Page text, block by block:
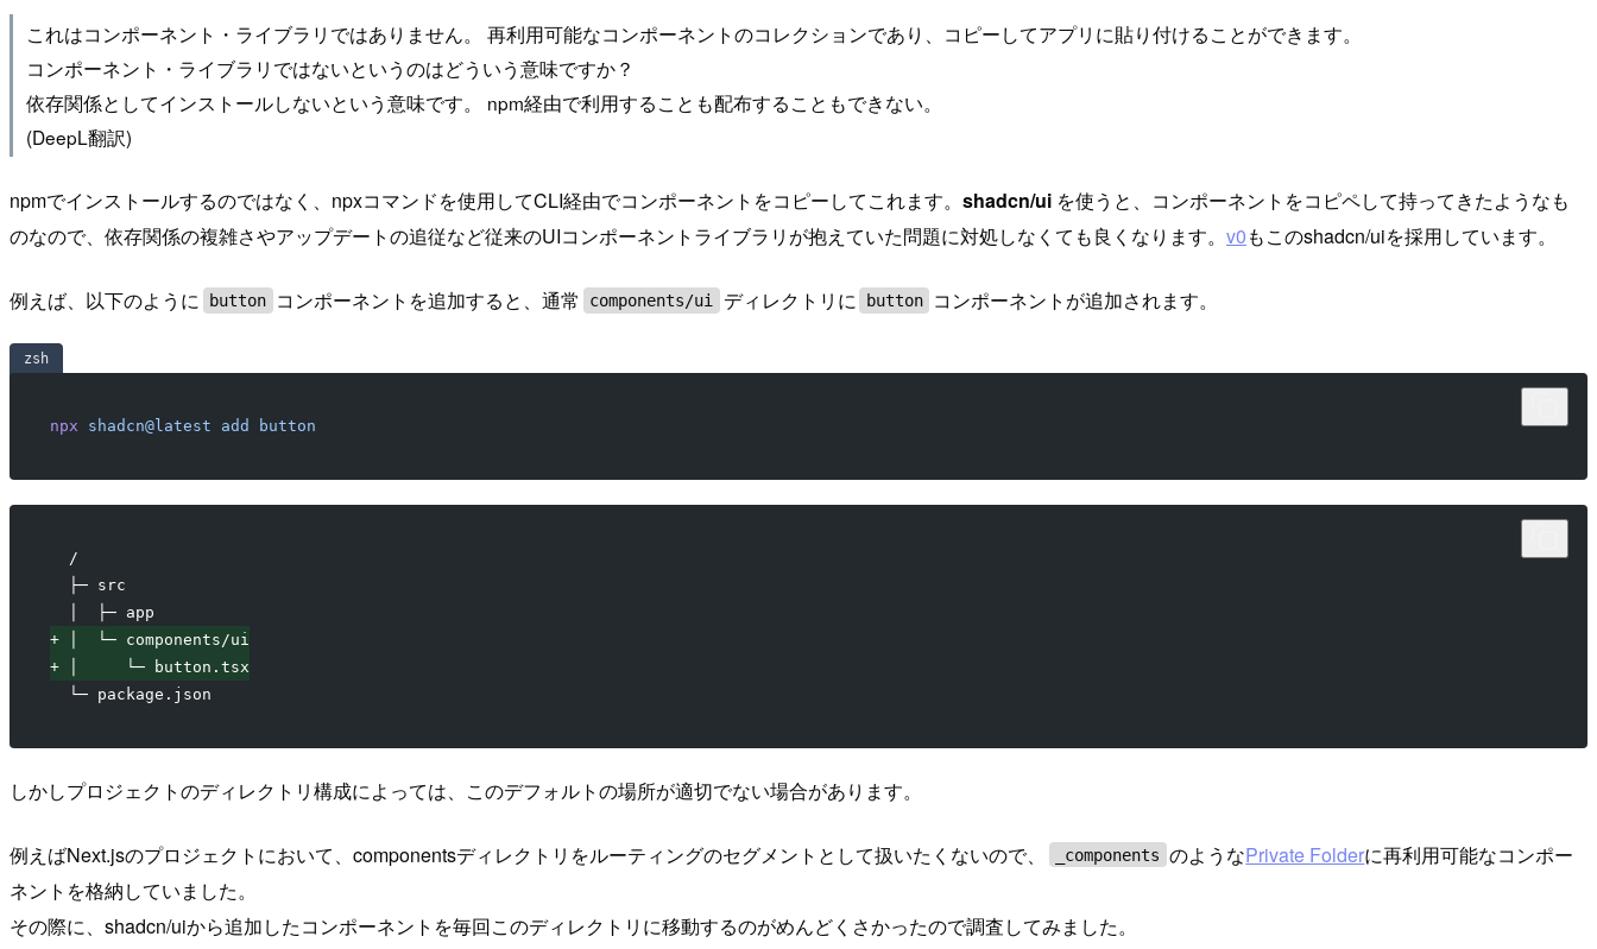
これはコンポーネント・ライブラリではありません。 再利用可能なコンポーネントのコレクションであり、コピーしてアプリに貼り付けることができます。
コンポーネント・ライブラリではないというのはどういう意味ですか？
依存関係としてインストールしないという意味です。 npm経由で利用することも配布することもできない。
(DeepL翻訳)
npmでインストールするのではなく、npxコマンドを使用してCLI経由でコンポーネントをコピーしてこれます。 shadcn/ui を使うと、コンポーネントをコピペして持ってきたようなも
のなので、依存関係の複雑さやアップデートの追従など従来のUIコンポーネントライブラリが抱えていた問題に対処しなくても良くなります。 v0もこのshadcn/uiを採用しています。
例えば、以下のように button コンポーネントを追加すると、通常 components/ui ディレクトリに button コンポーネントが追加されます。
zsh
npx shadcn@latest add button
/
├─ src
│  ├─ app
+ │  └─ components/ui
+ │     └─ button.tsx
└─ package.json
しかしプロジェクトのディレクトリ構成によっては、このデフォルトの場所が適切でない場合があります。
例えばNext.jsのプロジェクトにおいて、componentsディレクトリをルーティングのセグメントとして扱いたくないので、 _components のようなPrivate Folderに再利用可能なコンポー
ネントを格納していました。
その際に、shadcn/uiから追加したコンポーネントを毎回このディレクトリに移動するのがめんどくさかったので調査してみました。